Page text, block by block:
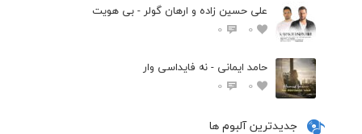
علی حسین زاده و ارهان گولر - بی هویت
0
0
حامد ایمانی - نه فایداسی وار
0
0
جدیدترین آلبوم ها